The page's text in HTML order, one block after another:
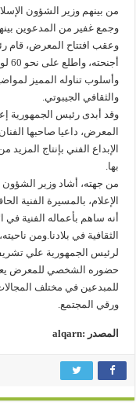
من بينهم وزير الشؤون
وجمع غفير من المدعوين
وعقب افتتاح المعرض، قام
وأسلوب تناوله المميز
والثقافي الجيبوتي.
وقد أبدى رئيس الجمهورية
المعرض، داعيا صاحبها
الإبداع الفني بإنتاج
بها.
من جهته، أشاد وزير الشؤون
الإعلام، بالمسيرة الفنية
أنه ساهم بأعماله الفنية في
الثقافية في بلادنا.ومن
لرئيس الجمهورية علي
حضوره الشخصي للمعرض
للمبدعين في مختلف المجالات
ورقي المجتمع.
المصدر :alqarn